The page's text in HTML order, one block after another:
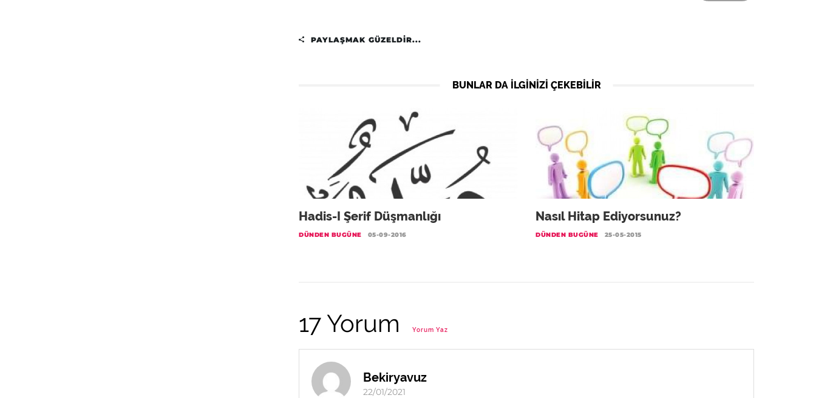
PAYLAŞMAK GÜZELDIR...
BUNLAR DA ILGINIZI ÇEKEBILIR
Hadis-I Şerif Düşmanlığı
DÜNDEN BUGÜNE 05-09-2016
Nasıl Hitap Ediyorsunuz?
DÜNDEN BUGÜNE 25-05-2015
17 Yorum Yorum Yaz
Bekiryavuz
22/01/2021